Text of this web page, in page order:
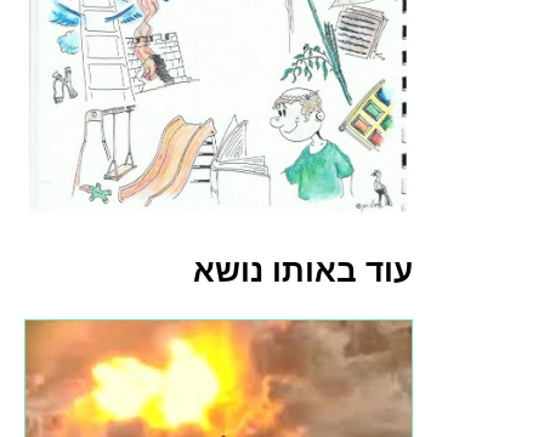
עוד באותו נושא